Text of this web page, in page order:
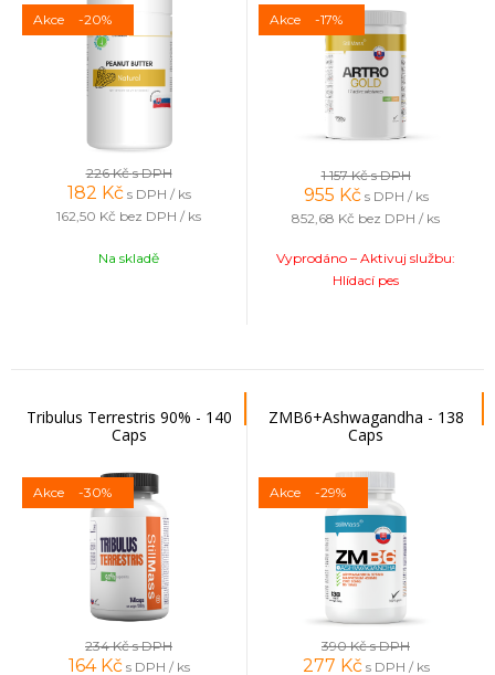
Akce -20%
226 Kčs DPH
182 Kč s DPH / ks
162,50 Kč bez DPH / ks
Na skladě
Akce -17%
1 157 Kčs DPH
955 Kč s DPH / ks
852,68 Kč bez DPH / ks
Vyprodáno – Aktivuj službu:
Hlídací pes
Tribulus Terrestris 90% - 140
Caps
Akce -30%
234 Kčs DPH
164 Kč s DPH / ks
ZMB6+Ashwagandha - 138
Caps
Akce -29%
390 Kčs DPH
277 Kč s DPH / ks